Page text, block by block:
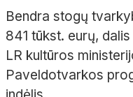
Bendra stogų
841 tūkst. eurų,
LR kultūros
Paveldotvarkos